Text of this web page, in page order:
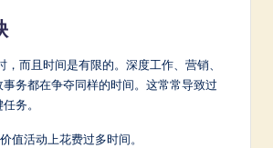
而且时间是有限的。深度工作、营销、
务都在争夺同样的时间。这常常导致过
务。
值活动上花费过多时间。